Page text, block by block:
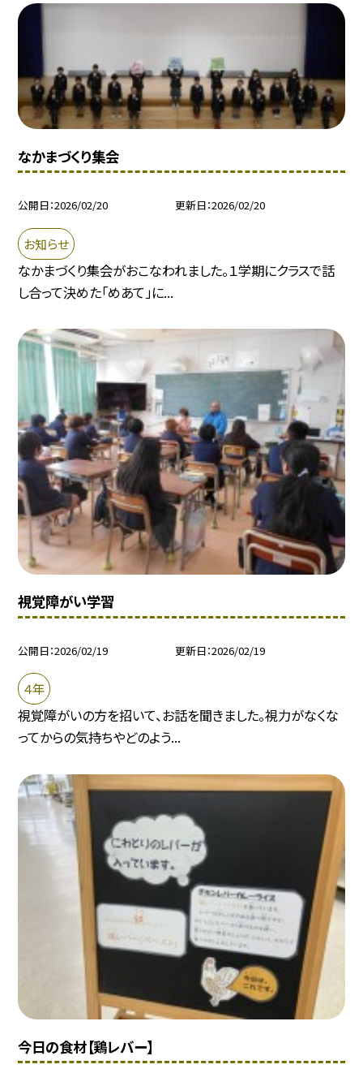
なかまづくり集会
公開日 2026/02/20 更新日 2026/02/20
お知らせ
なかまづくり集会がおこなわれました。１学期にクラスで話
し合って決めた「めあて」に...
視覚障がい学習
公開日 2026/02/19 更新日 2026/02/19
４年
視覚障がいの方を招いて、お話を聞きました。視力がなくな
ってからの気持ちやどのよう...
今日の食材【鶏レバー】